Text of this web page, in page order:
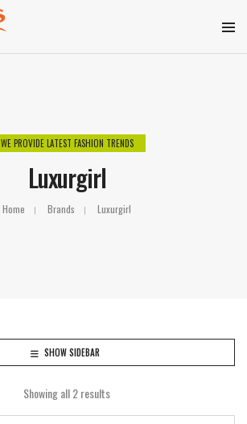
WE PROVIDE LATEST FASHION TRENDS
Luxurgirl
Home Brands Luxurgirl
SHOW SIDEBAR
Showing all 2 results